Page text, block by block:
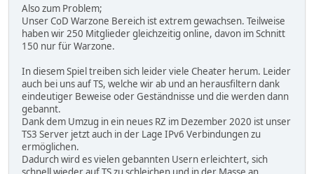
Also zum Problem;
Unser CoD Warzone Bereich ist extrem gewachsen. Teilweise
haben wir 250 Mitglieder gleichzeitig online, davon im Schnitt
150 nur für Warzone.
In diesem Spiel treiben sich leider viele Cheater herum. Leider
auch bei uns auf TS, welche wir ab und an herausfiltern dank
eindeutiger Beweise oder Geständnisse und die werden dann
gebannt.
Dank dem Umzug in ein neues RZ im Dezember 2020 ist unser
TS3 Server jetzt auch in der Lage IPv6 Verbindungen zu
ermöglichen.
Dadurch wird es vielen gebannten Usern erleichtert, sich